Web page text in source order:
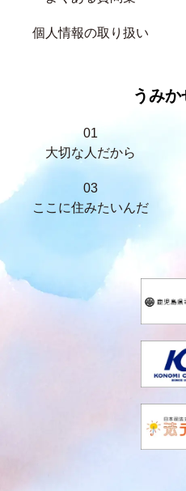
個人情報の取り扱い
うみ
01
大切な人だから
03
ここに住みたいんだ